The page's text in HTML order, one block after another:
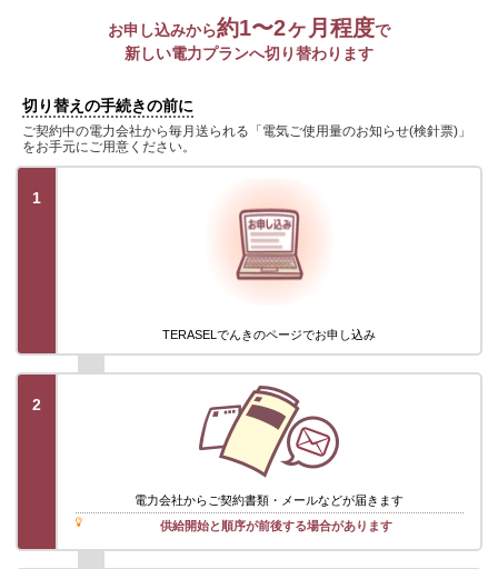
お申し込みから約1〜2ヶ月程度で
新しい電力プランへ切り替わります
切り替えの手続きの前に
ご契約中の電力会社から毎月送られる「電気ご使用量のお知らせ(検針票)」
をお手元にご用意ください。
1
TERASELでんきのページでお申し込み
2
電力会社から ご契約書類・メールなどが届きます
供給開始と順序が前後する場合があります